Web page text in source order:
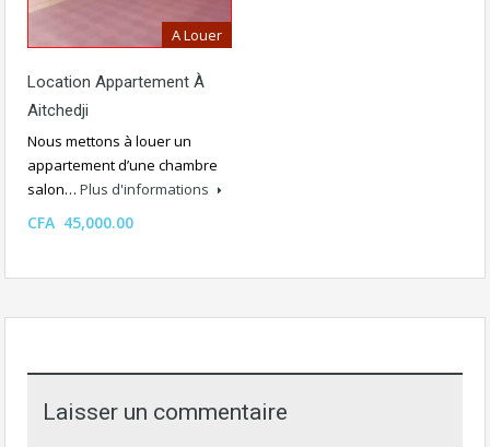
A Louer
Location Appartement À
Aitchedji
Nous mettons à louer un
appartement d’une chambre
salon… Plus d'informations
CFA 45,000.00
Laisser un commentaire